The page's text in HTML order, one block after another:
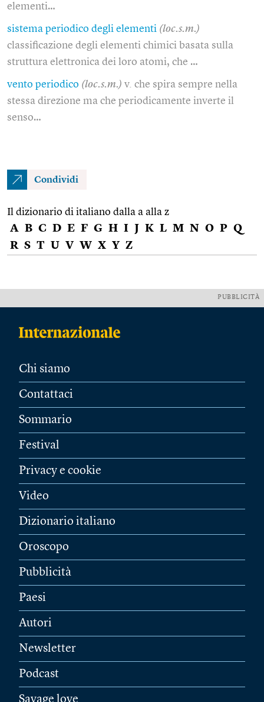
elementi…
sistema periodico degli elementi (loc.s.m.)
classificazione degli elementi chimici basata sulla
struttura elettronica dei loro atomi, che …
vento periodico (loc.s.m.) v. che spira sempre nella
stessa direzione ma che periodicamente inverte il
senso…
Condividi
Il dizionario di italiano dalla a alla z
A B C D E F G H I J K L M N O P Q
R S T U V W X Y Z
PUBBLICITÀ
Chi siamo
Contattaci
Sommario
Festival
Privacy e cookie
Video
Dizionario italiano
Oroscopo
Pubblicità
Paesi
Autori
Newsletter
Podcast
Savage love